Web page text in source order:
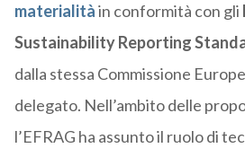
materialitàin conformità con gli
Sustainability Reporting
dalla stessa Commissione
delegato. Nell’ambito delle
l’EFRAG ha assunto il ruolo di